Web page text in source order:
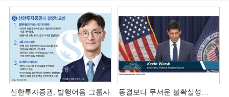
신한투자증권, 발행어음·그룹사
동결보다 무서운 불확실성…